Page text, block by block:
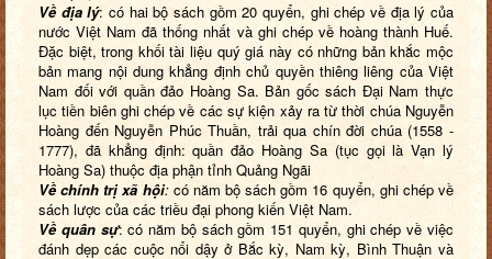
Về địa lý: có hai bộ sách gồm 20 quyển, ghi chép về địa lý của
nước Việt Nam đã thống nhất và ghi chép về hoàng thành Huế.
Đặc biệt, trong khối tài liệu quý giá này có những bản khắc mộc
bản mang nội dung khẳng định chủ quyền thiêng liêng của Việt
Nam đối với quần đảo Hoàng Sa. Bản gốc sách Đại Nam thực
lục tiền biên ghi chép về các sự kiện xảy ra từ thời chúa Nguyễn
Hoàng đến Nguyễn Phúc Thuần, trải qua chín đời chúa (1558 -
1777), đã khẳng định: quần đảo Hoàng Sa (tục gọi là Vạn lý
Hoàng Sa) thuộc địa phận tỉnh Quảng Ngãi
Về chính trị xã hội:có năm bộ sách gồm 16 quyển, ghi chép về
sách lược của các triều đại phong kiến Việt Nam.
Về quân sự: có năm bộ sách gồm 151 quyển, ghi chép về việc
đánh dẹp các cuộc nổi dậy ở Bắc kỳ, Nam kỳ, Bình Thuận và